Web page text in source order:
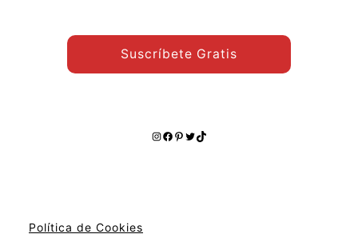
Suscríbete Gratis
Instagram
Facebook
Pinterest
Twitter
TikTok
Política de Cookies